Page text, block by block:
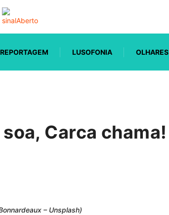
REPORTAGEM LUSOFONIA OLHARES
Carca chama!
– Unsplash)